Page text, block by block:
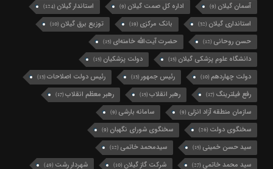
آسمان گیلان (9) اداره کل صمت گیلان (9) استاندار گیلان (124)
استانداری گیلان (32) بانک مرکزی (19) توزیع برق گیلان (10)
حسن روحانی (12) حضرت آیت‌الله خامنه‌ای (15)
دانشگاه علوم پزشکی گیلان (15) دولت پزشکیان (15)
دولت چهاردهم (10) رئیس جمهور(13) رئیس دولت اصلاحات(13)
رفع فیلترینگ (17) رهبر انقلاب(15) رهبر معظم انقلاب(17)
سازمان منطقه آزاد انزلی (9) سامانه بارشی (9)
سخنگوی دولت (26) سخنگوی شورای نگهبان (9)
سید حسن خمینی (15) سیدمحمد خاتمی (12)
سید محمد خاتمی (27) شرکت گاز گیلان (10) شهردار رشت (49)